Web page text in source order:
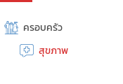
ครอบครัว
สุขภาพ